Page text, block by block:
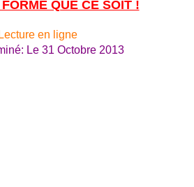
QUE CE SOIT !
Lecture en ligne
Le 31 Octobre 2013